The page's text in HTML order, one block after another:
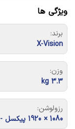
ویژگی ها
برند:
X-Vision
وزن:
3.3 kg
رزولوشن:
1080 × 1920 پیکسل - Full HD